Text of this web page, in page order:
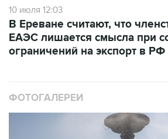
10 июля 12:03
В Ереване считают, что
ЕАЭС лишается смысла при
ограничений на экспорт в РФ
ФОТОГАЛЕРЕИ